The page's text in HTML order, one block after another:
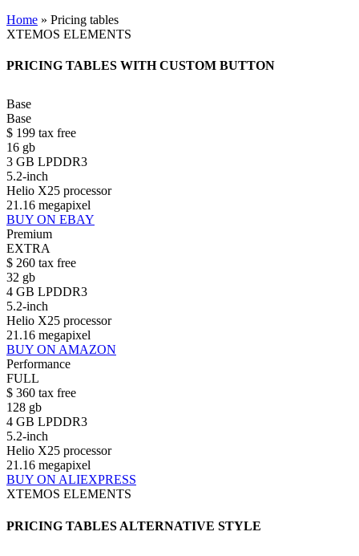
Home » Pricing tables
XTEMOS ELEMENTS
PRICING TABLES WITH CUSTOM BUTTON
Base
Base
$ 199 tax free
16 gb
3 GB LPDDR3
5.2-inch
Helio X25 processor
21.16 megapixel
BUY ON EBAY
Premium
EXTRA
$ 260 tax free
32 gb
4 GB LPDDR3
5.2-inch
Helio X25 processor
21.16 megapixel
BUY ON AMAZON
Performance
FULL
$ 360 tax free
128 gb
4 GB LPDDR3
5.2-inch
Helio X25 processor
21.16 megapixel
BUY ON ALIEXPRESS
XTEMOS ELEMENTS
PRICING TABLES ALTERNATIVE STYLE